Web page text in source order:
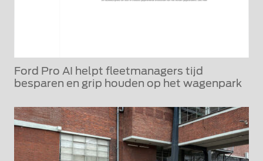
Ford Pro AI helpt fleetmanagers tijd
besparen en grip houden op het wagenpark